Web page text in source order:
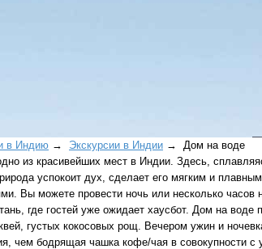
в Индию → Экскурсии в Индии → Дом на воде
из красивейших мест в Индии. Здесь,
успокоит дух, сделает его мягким и
Вы можете провести ночь или несколько
где гостей уже ожидает хаусбот. Дом на
густых кокосовых рощ. Вечером ужин и
чем бодрящая чашка кофе/чая в совокупности с